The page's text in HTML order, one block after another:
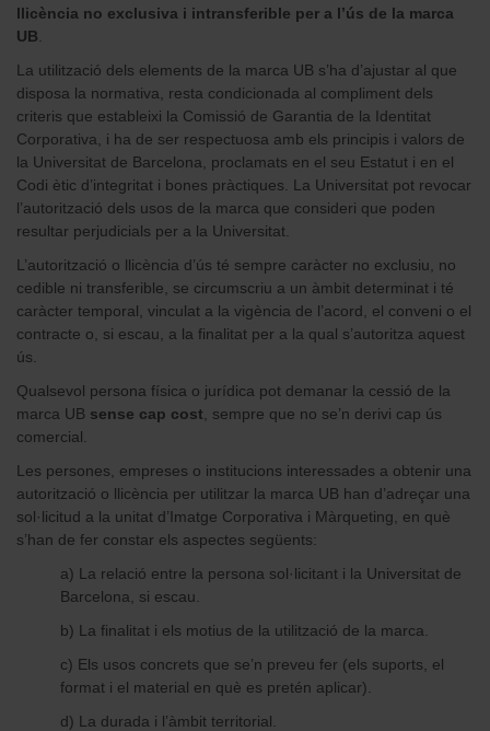
llicència no exclusiva i intransferible per a l’ús de la marca
UB
La utilització dels elements de la marca UB s’ha d’ajustar al que
disposa la normativa, resta condicionada al compliment dels
criteris que estableixi la Comissió de Garantia de la Identitat
Corporativa, i ha de ser respectuosa amb els principis i valors de
la Universitat de Barcelona, proclamats en el seu Estatut i en el
Codi ètic d’integritat i bones pràctiques. La Universitat pot revocar
l’autorització dels usos de la marca que consideri que poden
resultar perjudicials per a la Universitat.
L’autorització o llicència d’ús té sempre caràcter no exclusiu, no
cedible ni transferible, se circumscriu a un àmbit determinat i té
caràcter temporal, vinculat a la vigència de l’acord, el conveni o el
contracte o, si escau, a la finalitat per a la qual s’autoritza aquest
ús.
Qualsevol persona física o jurídica pot demanar la cessió de la
marca UB sense cap cost , sempre que no se’n derivi cap ús
comercial.
Les persones, empreses o institucions interessades a obtenir una
autorització o llicència per utilitzar la marca UB han d’adreçar una
sol·licitud a la unitat d’Imatge Corporativa i Màrqueting, en què
s’han de fer constar els aspectes següents:
a) La relació entre la persona sol·licitant i la Universitat de
Barcelona, si escau.
b) La finalitat i els motius de la utilització de la marca.
c) Els usos concrets que se’n preveu fer (els suports, el
format i el material en què es pretén aplicar).
d) La durada i l’àmbit territorial.